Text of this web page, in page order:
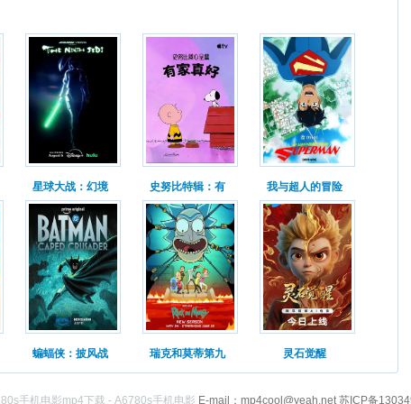
星球大战：幻境 史努比特辑：有 我与超人的冒险
蝙蝠侠：披风战 瑞克和莫蒂第九 灵石觉醒
80s手机电影mp4下载 - A6780s手机电影 E-mail：mp4cool@yeah.net 苏ICP备